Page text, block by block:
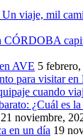
viaje, mil
CÓRDOBA
AVE 5
para visitar en
cuando
¿Cuál es
21 noviembre,
en un día 19